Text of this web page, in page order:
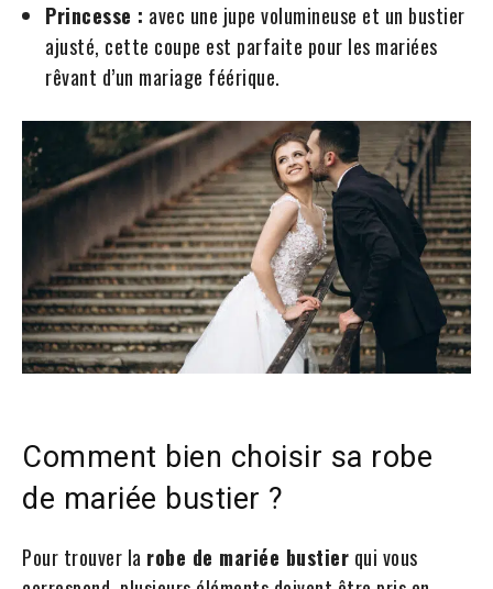
Princesse : avec une jupe volumineuse et un bustier
ajusté, cette coupe est parfaite pour les mariées
rêvant d’un mariage féérique.
Comment bien choisir sa robe
de mariée bustier ?
Pour trouver la robe de mariée bustier qui vous